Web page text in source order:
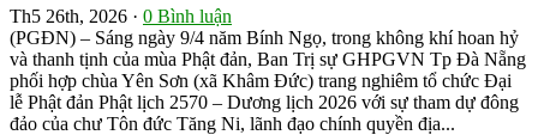
Th5 26th, 2026 · 0 Bình luận
(PGĐN) – Sáng ngày 9/4 năm Bính Ngọ, trong không khí hoan hỷ
và thanh tịnh của mùa Phật đản, Ban Trị sự GHPGVN Tp Đà Nẵng
phối hợp chùa Yên Sơn (xã Khâm Đức) trang nghiêm tổ chức Đại
lễ Phật đản Phật lịch 2570 – Dương lịch 2026 với sự tham dự đông
đảo của chư Tôn đức Tăng Ni, lãnh đạo chính quyền địa...